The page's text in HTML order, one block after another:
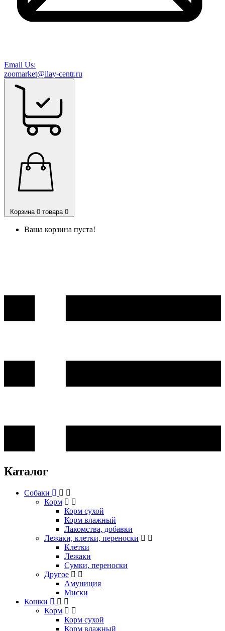
Email Us:
zoomarket@ilay-centr.ru
Корзина 0 товара 0
Ваша корзина пуста!
Каталог
Собаки
Корм
Корм сухой
Корм влажный
Лакомства, добавки
Лежаки, клетки, переноски
Клетки
Лежаки
Сумки, переноски
Другое
Амуниция
Миски
Кошки
Корм
Корм сухой
Корм влажный